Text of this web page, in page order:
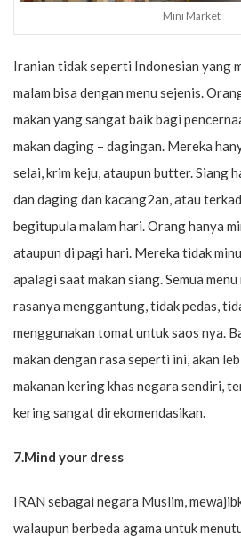
Mini Market
Iranian tidak seperti Indonesian yang
malam bisa dengan menu sejenis.
makan yang sangat baik bagi
makan daging – dagingan. Mereka
selai, krim keju, ataupun butter. Siang
dan daging dan kacang2an, atau
begitupula malam hari. Orang hanya
ataupun di pagi hari. Mereka tidak
apalagi saat makan siang. Semua
rasanya menggantung, tidak pedas,
menggunakan tomat untuk saos nya.
makan dengan rasa seperti ini, akan
makanan kering khas negara sendiri,
kering sangat direkomendasikan.
7.Mind your dress
IRAN sebagai negara Muslim,
walaupun berbeda agama untuk